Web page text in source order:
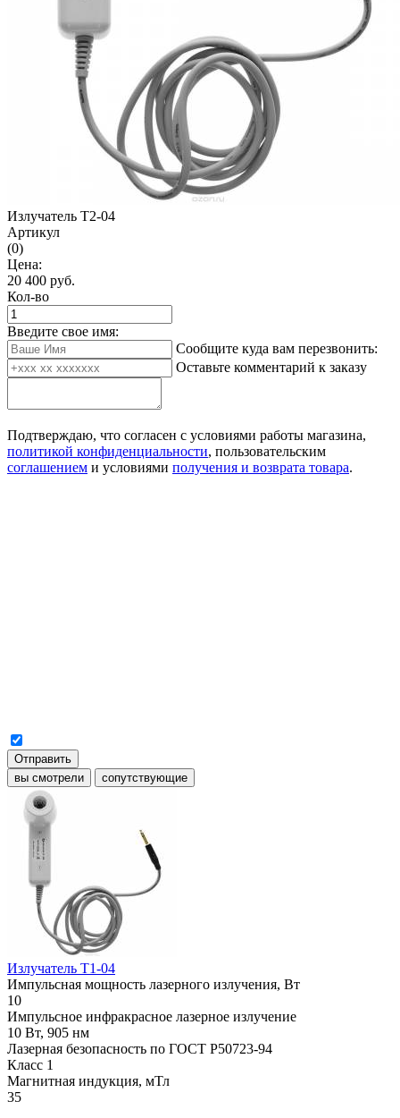
Излучатель Т2-04
Артикул
(0)
Цена:
20 400 руб.
Кол-во
Введите свое имя:
Сообщите куда вам перезвонить:
Оставьте комментарий к заказу
Подтверждаю, что согласен с условиями работы магазина,
политикой конфиденциальности, пользовательским
соглашением и условиями получения и возврата товара.
Отправить
вы смотрели
сопутствующие
Излучатель Т1-04
Импульсная мощность лазерного излучения, Вт
10
Импульсное инфракрасное лазерное излучение
10 Вт, 905 нм
Лазерная безопасность по ГОСТ Р50723-94
Класс 1
Магнитная индукция, мТл
35